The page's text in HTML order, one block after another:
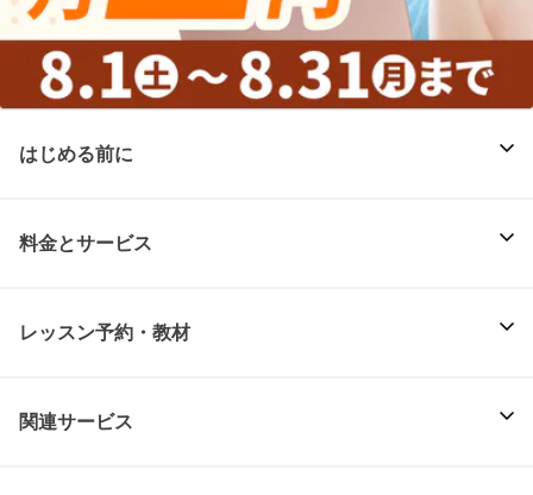
はじめる前に
料金とサービス
レッスン予約・教材
関連サービス